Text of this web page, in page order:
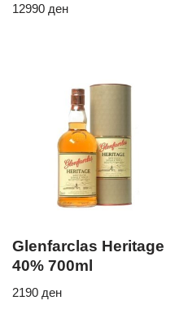
12990 ден
Glenfarclas Heritage
40% 700ml
2190 ден